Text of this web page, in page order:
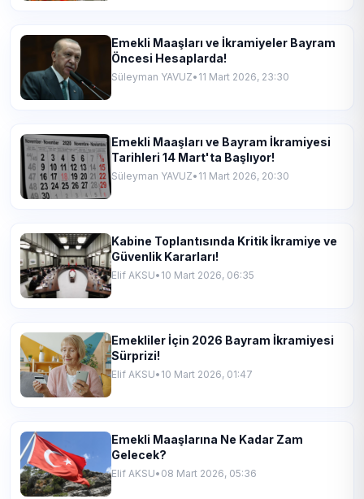
Emekli Maaşları ve İkramiyeler Bayram
Öncesi Hesaplarda!
Süleyman YAVUZ• 11 Mart 2026, 23:30
Emekli Maaşları ve Bayram İkramiyesi
Tarihleri 14 Mart'ta Başlıyor!
Süleyman YAVUZ• 11 Mart 2026, 20:30
Kabine Toplantısında Kritik İkramiye ve
Güvenlik Kararları!
Elif AKSU• 10 Mart 2026, 06:35
Emekliler İçin 2026 Bayram İkramiyesi
Sürprizi!
Elif AKSU• 10 Mart 2026, 01:47
Emekli Maaşlarına Ne Kadar Zam
Gelecek?
Elif AKSU• 08 Mart 2026, 05:36